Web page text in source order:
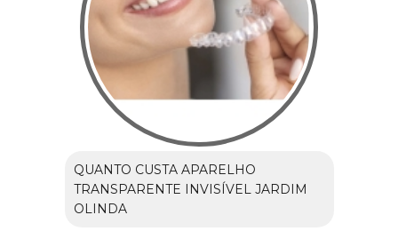
QUANTO CUSTA APARELHO
TRANSPARENTE INVISÍVEL JARDIM
OLINDA